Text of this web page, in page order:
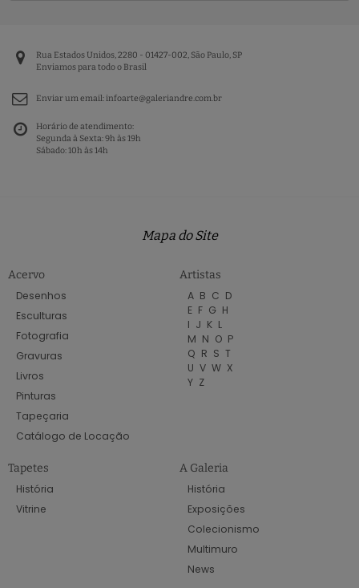
Rua Estados Unidos, 2280 - 01427-002, São Paulo, SP
Enviamos para todo o Brasil
Enviar um email:infoarte@galeriandre.com.br
Horário de atendimento:
Segunda à Sexta: 9h às 19h
Sábado: 10h às 14h
Mapa do Site
Acervo
Desenhos
Esculturas
Fotografia
Gravuras
Livros
Pinturas
Tapeçaria
Catálogo de Locação
Artistas
A B C D
E F G H
I J K L
M N O P
Q R S T
U V W X
Y Z
Tapetes
História
Vitrine
A Galeria
História
Exposições
Colecionismo
Multimuro
News